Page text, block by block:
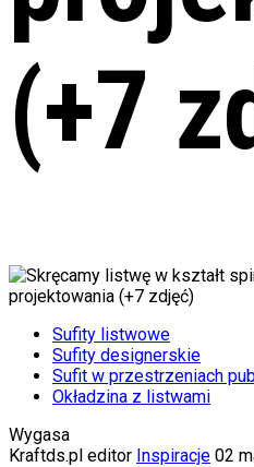
(+7
Sufity listwowe
Sufity designerskie
Sufit w przestrzeniach
Okładzina z listwami
Wygasa
Kraftds.pl editor Inspiracje 02